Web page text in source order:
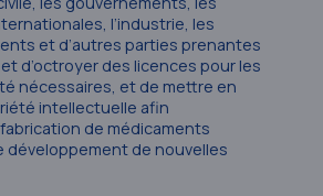
l’industrie, les
et d’autres parties prenantes
d’octroyer des licences pour les
nécessaires, et de mettre en
intellectuelle afin
de médicaments
développement de nouvelles